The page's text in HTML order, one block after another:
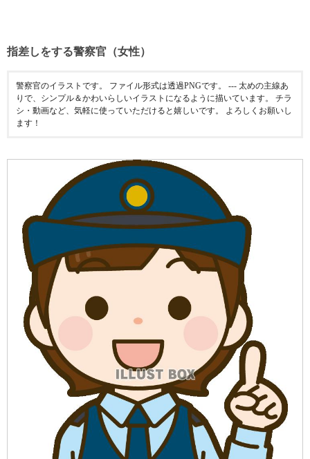
指差しをする警察官（女性）
警察官のイラストです。 ファイル形式は透過PNGです。 --- 太めの主線あ
りで、シンプル＆かわいらしいイラストになるように描いています。 チラ
シ・動画など、気軽に使っていただけると嬉しいです。 よろしくお願いし
ます！